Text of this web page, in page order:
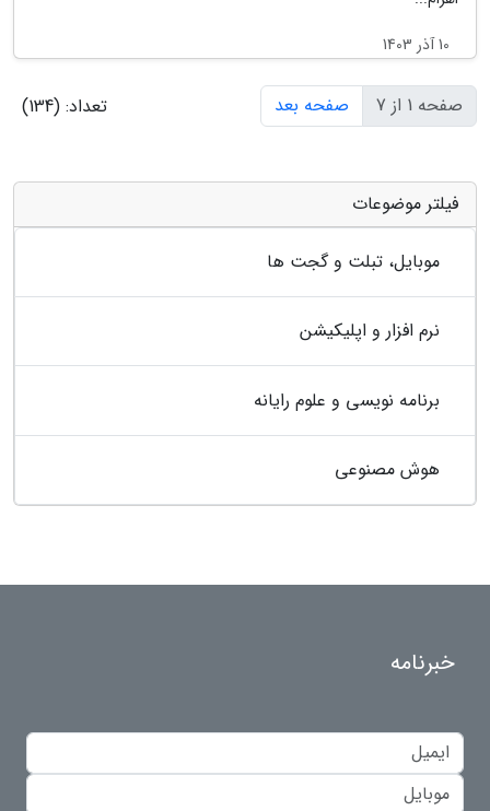
10 آذر 1403
صفحه 1 از 7 صفحه بعد تعداد: (134)
فیلتر موضوعات
موبایل، تبلت و گجت ها
نرم افزار و اپلیکیشن
برنامه نویسی و علوم رایانه
هوش مصنوعی
خبرنامه